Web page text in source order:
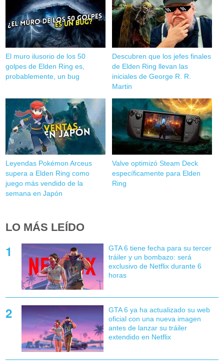
El muro ilusorio de los 50
golpes de Elden Ring es,
probablemente, un bug
Descubren que los jefes finales
de Elden Ring llevan las
iniciales de George R. R.
Martin
Leyendas Pokémon Arceus
supera a Elden Ring como
juego más vendido de la
semana en Japón
Valve optimizó Steam Deck
específicamente para Elden
Ring
LO MÁS LEÍDO
GTA 6 tiene fecha para su tercer
tráiler y un bombazo: será
exclusivo de Netflix durante 6
horas
GTA 6 ya ha actualizado su web
oficial con una nueva imagen
antes de lanzar su tráiler
extendido en Netflix